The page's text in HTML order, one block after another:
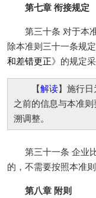
第七章 衔接规定
第三十条 对于本准
除本准则三十一条规
和差错更正》的规定
【解读】施行日
之前的信息与本准
溯调整。
第三十一条 企业比
的，不需要按照本准
第八章 附则